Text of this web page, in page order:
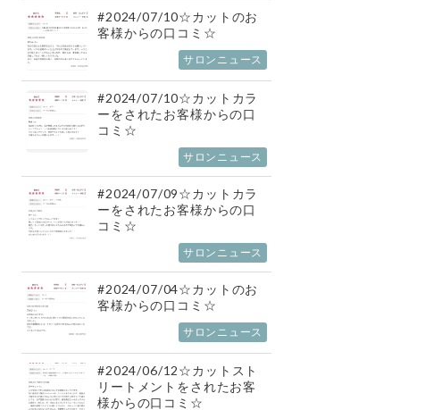
#2024/07/10☆カットのお
客様からの口コミ☆
サロンニュース
#2024/07/10☆カットカラ
ーをされたお客様からの口
コミ☆
サロンニュース
#2024/07/09☆カットカラ
ーをされたお客様からの口
コミ☆
サロンニュース
#2024/07/04☆カットのお
客様からの口コミ☆
サロンニュース
#2024/06/12☆カットスト
リートメントをされたお客
様からの口コミ☆